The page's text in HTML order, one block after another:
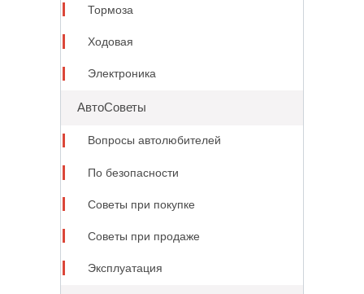
Тормоза
Ходовая
Электроника
АвтоСоветы
Вопросы автолюбителей
По безопасности
Советы при покупке
Советы при продаже
Эксплуатация